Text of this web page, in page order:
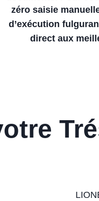
zéro saisie
d’exécution
direct aux